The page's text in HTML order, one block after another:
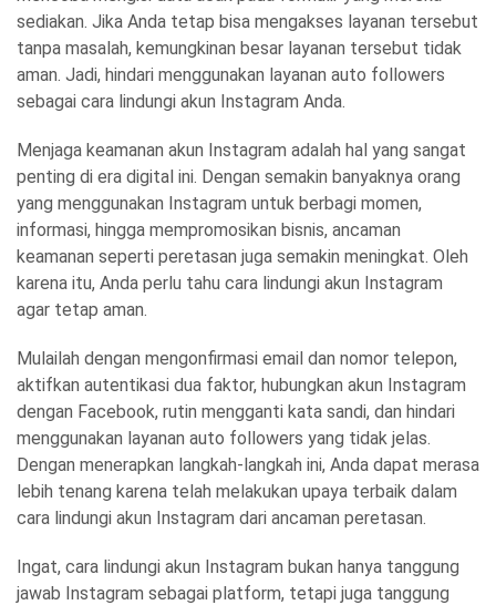
sediakan. Jika Anda tetap bisa mengakses layanan tersebut
tanpa masalah, kemungkinan besar layanan tersebut tidak
aman. Jadi, hindari menggunakan layanan auto followers
sebagai cara lindungi akun Instagram Anda.
Menjaga keamanan akun Instagram adalah hal yang sangat
penting di era digital ini. Dengan semakin banyaknya orang
yang menggunakan Instagram untuk berbagi momen,
informasi, hingga mempromosikan bisnis, ancaman
keamanan seperti peretasan juga semakin meningkat. Oleh
karena itu, Anda perlu tahu cara lindungi akun Instagram
agar tetap aman.
Mulailah dengan mengonfirmasi email dan nomor telepon,
aktifkan autentikasi dua faktor, hubungkan akun Instagram
dengan Facebook, rutin mengganti kata sandi, dan hindari
menggunakan layanan auto followers yang tidak jelas.
Dengan menerapkan langkah-langkah ini, Anda dapat merasa
lebih tenang karena telah melakukan upaya terbaik dalam
cara lindungi akun Instagram dari ancaman peretasan.
Ingat, cara lindungi akun Instagram bukan hanya tanggung
jawab Instagram sebagai platform, tetapi juga tanggung